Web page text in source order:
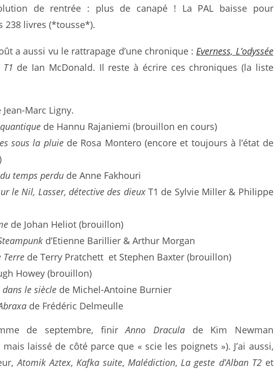
de rentrée : plus de canapé ! La PAL baisse pour
238 livres (*tousse*).
a aussi vu le rattrapage d’une chronique :Everness, L’odyssée
de Ian McDonald. Il reste à écrire ces chroniques (la liste
Jean-Marc Ligny.
de Hannu Rajaniemi (brouillon en cours)
sous la pluiede Rosa Montero (encore et toujours à l’état de
temps perdu de Anne Fakhouri
le Nil, Lasser, détective des dieuxT1 de Sylvie Miller & Philippe
de Johan Heliot (brouillon)
d’Etienne Barillier & Arthur Morgan
Terre de Terry Pratchett et Stephen Baxter (brouillon)
Howey (brouillon)
le siècle de Michel-Antoine Burnier
de Frédéric Delmeulle
de septembre, finirAnno Draculade Kim Newman
laissé de côté parce que « scie les poignets »). J’ai aussi,
Atomik Aztex, Kafka suite,Malédiction, La geste d’Alban T2et